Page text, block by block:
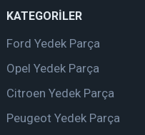
KATEGORİLER
Ford Yedek Parça
Opel Yedek Parça
Citroen Yedek Parça
Peugeot Yedek Parça